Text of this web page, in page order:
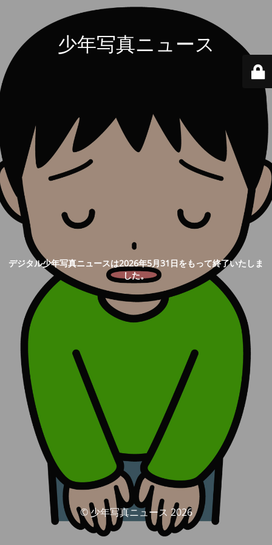
少年写真ニュース
デジタル少年写真ニュースは2026年5月31日をもって終了いたしま
した。
© 少年写真ニュース 2026